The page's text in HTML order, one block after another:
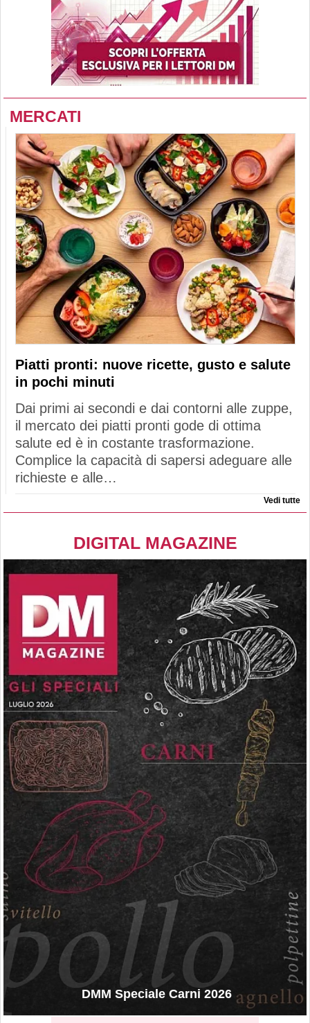
MERCATI
Piatti pronti: nuove ricette, gusto e salute
in pochi minuti
Dai primi ai secondi e dai contorni alle zuppe,
il mercato dei piatti pronti gode di ottima
salute ed è in costante trasformazione.
Complice la capacità di sapersi adeguare alle
richieste e alle…
Vedi tutte
DIGITAL MAGAZINE
DMM Speciale Carni 2026